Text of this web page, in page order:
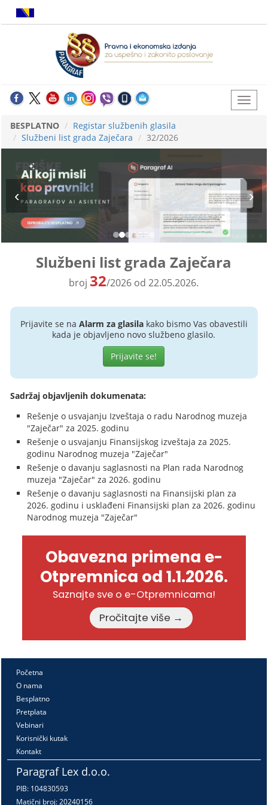
BESPLATNO
Registar službenih glasila
Službeni list grada Zaječara
32/2026
Službeni list grada Zaječara
broj 32/2026 od 22.05.2026.
Prijavite se na Alarm za glasilakako bismo Vas obavestili
kada je objavljeno novo službeno glasilo.
Prijavite se!
Sadržaj objavljenih dokumenata:
Rešenje o usvajanju Izveštaja o radu Narodnog muzeja
"Zaječar" za 2025. godinu
Rešenje o usvajanju Finansijskog izveštaja za 2025.
godinu Narodnog muzeja "Zaječar"
Rešenje o davanju saglasnosti na Plan rada Narodnog
muzeja "Zaječar" za 2026. godinu
Rešenje o davanju saglasnosti na Finansijski plan za
2026. godinu i usklađeni Finansijski plan za 2026. godinu
Narodnog muzeja "Zaječar"
Obavezna primena e-
Otpremnica od 1.1.2026.
Saznajte sve o e-Otpremnicama!
Pročitajte više →
Početna
O nama
Besplatno
Pretplata
Vebinari
Korisnički kutak
Kontakt
Paragraf Lex d.o.o.
PIB: 104830593
Matični broj: 20240156